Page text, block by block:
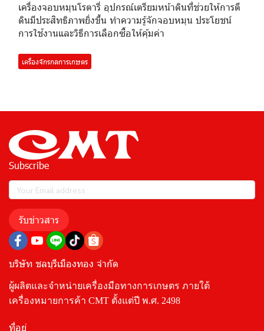
เครื่องจอบหมุนโรตารี่ อุปกรณ์เตรียมหน้าดินที่ช่วยให้การตี
ดินมีประสิทธิภาพยิ่งขึ้น ทำความรู้จักจอบหมุน ประโยชน์
การใช้งานและวิธีการเลือกซื้อให้คุ้มค่า
เครื่องจักรกลการเกษตร
Subscribe
รับข่าวสาร
บริษัท ชลบุรีเมืองทอง จำกัด
ผู้ผลิตและจำหน่ายเครื่องมือทางการเกษตร ภายใต้
เครื่องหมายการค้า CMT ตั้งแต่ปี พ.ศ. 2498
ที่อยู่